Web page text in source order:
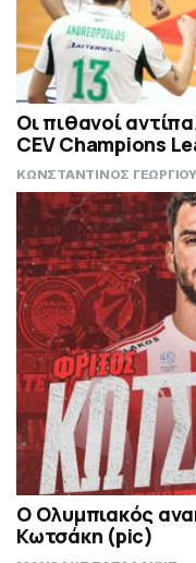
Οι πιθανοί
CEV Champions
ΚΩΝΣΤΑΝΤΙΝΟΣ ΓΕΩΡΓΙΟΥ
Ο Ολυμπιακός
Κωτσάκη (pic)